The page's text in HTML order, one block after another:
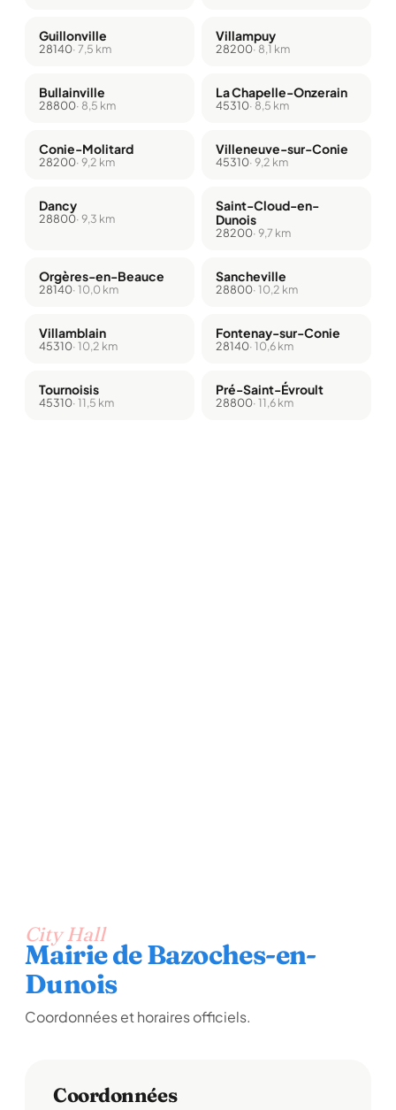
Guillonville
28140· 7,5 km
Villampuy
28200· 8,1 km
Bullainville
28800· 8,5 km
La Chapelle-Onzerain
45310· 8,5 km
Conie-Molitard
28200· 9,2 km
Villeneuve-sur-Conie
45310· 9,2 km
Dancy
28800· 9,3 km
Saint-Cloud-en-
Dunois
28200· 9,7 km
Orgères-en-Beauce
28140· 10,0 km
Sancheville
28800· 10,2 km
Villamblain
45310· 10,2 km
Fontenay-sur-Conie
28140· 10,6 km
Tournoisis
45310· 11,5 km
Pré-Saint-Évroult
28800· 11,6 km
City Hall
Mairie de Bazoches-en-
Dunois
Coordonnées et horaires officiels.
Coordonnées